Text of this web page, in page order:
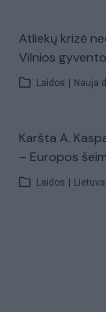
Atliekų krizė
Vilnios
Laidos Nauja
Karšta A.
– Europos
Laidos